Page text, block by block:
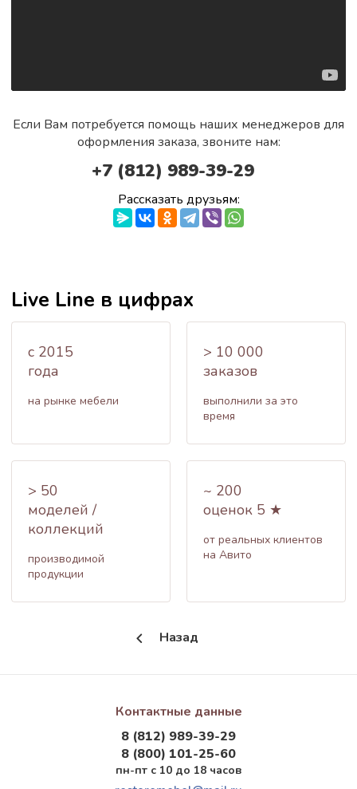
Если Вам потребуется помощь наших менеджеров для
оформления заказа, звоните нам:
+7 (812) 989-39-29
Рассказать друзьям:
Live Line в цифрах
c 2015
года
на рынке мебели
> 10 000
заказов
выполнили за это
время
> 50
моделей /
коллекций
производимой
продукции
~ 200
оценок 5 ★
от реальных клиентов
на Авито
Назад
Контактные данные
8 (812) 989-39-29
8 (800) 101-25-60
пн-пт с 10 до 18 часов